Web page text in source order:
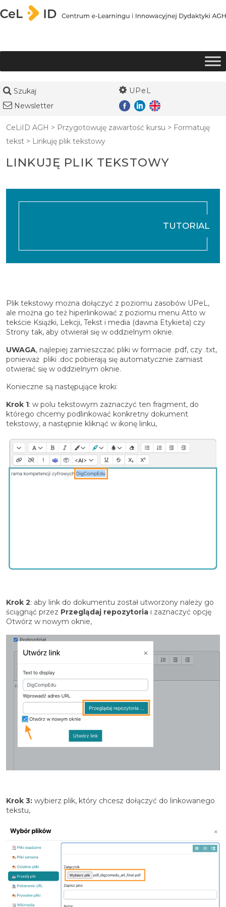
Przejdź do treści
Szukaj
UPeL
Newsletter
CeLiID AGH > Przygotowuję zawartość kursu > Formatuję
tekst > Linkuję plik tekstowy
LINKUJĘ PLIK TEKSTOWY
TUTORIAL
Plik tekstowy można dołączyć z poziomu zasobów UPeL,
ale można go też hiperlinkować z poziomu menu Atto w
tekście Książki, Lekcji, Tekst i media (dawna Etykieta) czy
Strony tak, aby otwierał się w oddzielnym oknie.
UWAGA, najlepiej zamieszczać pliki w formacie .pdf, czy .txt,
ponieważ pliki .doc pobierają się automatycznie zamiast
otwierać się w oddzielnym oknie.
Konieczne są następujące kroki:
Krok 1: w polu tekstowym zaznaczyć ten fragment, do
którego chcemy podlinkować konkretny dokument
tekstowy, a następnie kliknąć w ikonę linku,
Krok 2: aby link do dokumentu został utworzony należy go
ściągnąć przez Przeglądaj repozytoria i zaznaczyć opcję
Otwórz w nowym oknie,
Krok 3: wybierz plik, który chcesz dołączyć do linkowanego
tekstu,